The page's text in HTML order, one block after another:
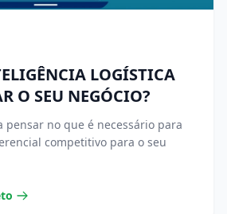
LOGÍSTICA
O SEU NEGÓCIO?
pensar no que é necessário para
competitivo para o seu